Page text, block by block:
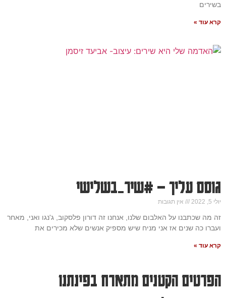
בשירים
קרא עוד »
גוסס עליך – #שיר_בשלישי
יולי 5, 2022 אין תגובות
זה מה שכתבנו על האלבום שלנו, אנחנו זה דורון פלסקוב, ג'נגו ואני, מאחר
ועברו כה שנים אז אני מניח שיש מספיק אנשים שלא מכירים את
קרא עוד »
הפרטים הקטנים מתארח בפינתנו